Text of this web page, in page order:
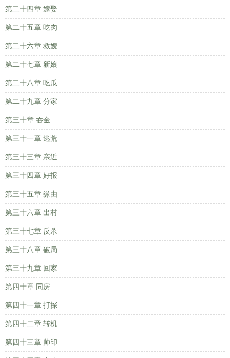
第二十四章 嫁娶
第二十五章 吃肉
第二十六章 救嫂
第二十七章 新娘
第二十八章 吃瓜
第二十九章 分家
第三十章 吞金
第三十一章 逃荒
第三十三章 亲近
第三十四章 好报
第三十五章 缘由
第三十六章 出村
第三十七章 反杀
第三十八章 破局
第三十九章 回家
第四十章 同房
第四十一章 打探
第四十二章 转机
第四十三章 帅印